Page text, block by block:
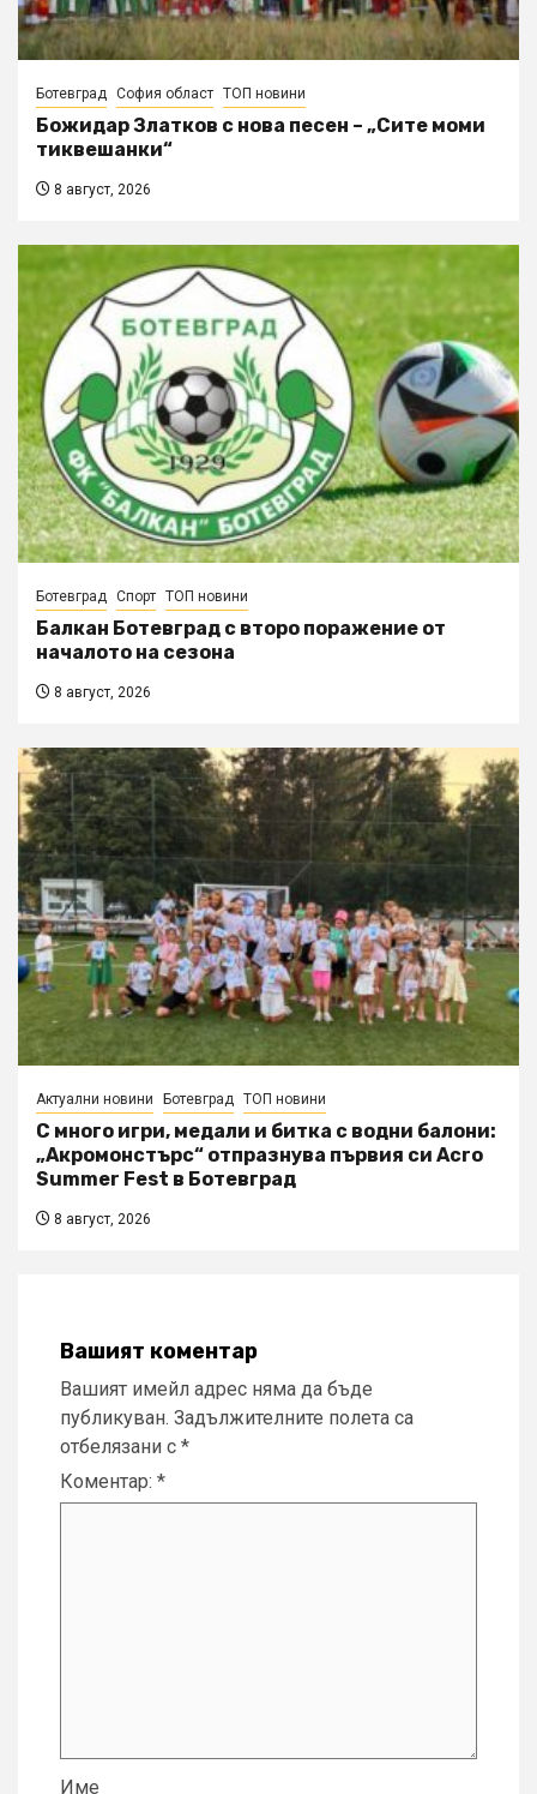
Ботевград София област ТОП новини
Божидар Златков с нова песен – „Сите моми
тиквешанки“
8 август, 2026
Ботевград Спорт ТОП новини
Балкан Ботевград с второ поражение от
началото на сезона
8 август, 2026
Актуални новини Ботевград ТОП новини
С много игри, медали и битка с водни балони:
„Акромонстърс“ отпразнува първия си Acro
Summer Fest в Ботевград
8 август, 2026
Вашият коментар
Вашият имейл адрес няма да бъде
публикуван. Задължителните полета са
отбелязани с *
Коментар: *
Име